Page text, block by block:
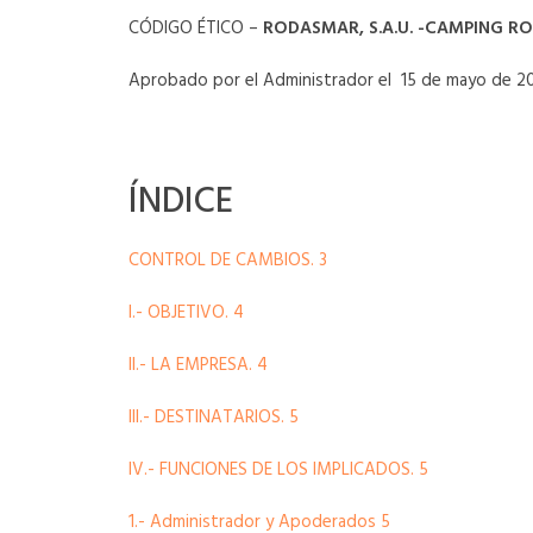
CÓDIGO ÉTICO – RODASMAR, S.A.U. -CAMPING
Aprobado por el Administrador el 15 de mayo de
ÍNDICE
CONTROL DE CAMBIOS. 3
I.- OBJETIVO. 4
II.- LA EMPRESA. 4
III.- DESTINATARIOS. 5
IV.- FUNCIONES DE LOS IMPLICADOS. 5
1.- Administrador y Apoderados 5